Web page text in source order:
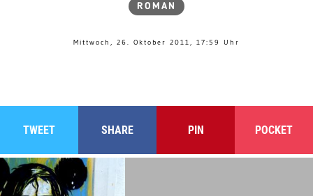
ROMAN
Mittwoch, 26. Oktober 2011, 17:59 Uhr
TWEET SHARE PIN POCKET